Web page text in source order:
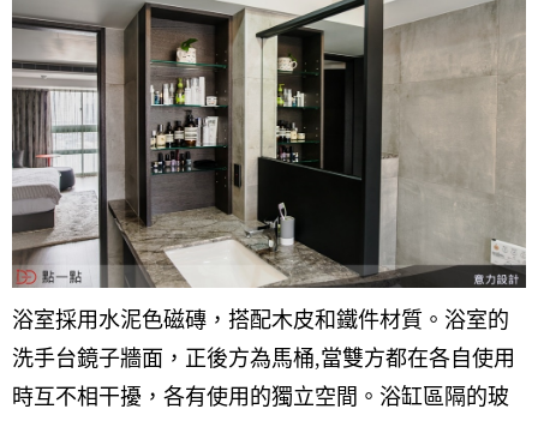
浴室採用水泥色磁磚，搭配木皮和鐵件材質。浴室的
洗手台鏡子牆面，正後方為馬桶,當雙方都在各自使用
時互不相干擾，各有使用的獨立空間。浴缸區隔的玻